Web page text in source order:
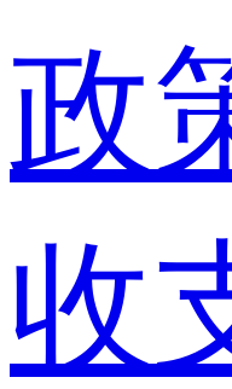
政
收